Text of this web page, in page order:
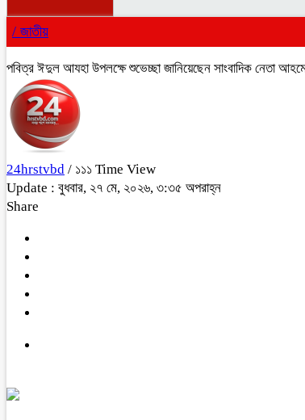
/ জাতীয়
পবিত্র ঈদুল আযহা উপলক্ষে শুভেচ্ছা জানিয়েছেন সাংবাদিক নেতা
24hrstvbd / ১১১ Time View
Update : বুধবার, ২৭ মে, ২০২৬, ৩:৩৫ অপরাহ্ন
Share